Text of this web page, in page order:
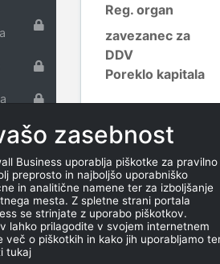
Reg. organ
zavezanec za
DDV
Poreklo kapitala
KONTAKTI
TEL
zasebnost
Business uporablja piškotke za pravilno
preprosto in najboljšo uporabniško
in analitične namene ter za izboljšanje
mesta. Z spletne strani portala
se strinjate z uporabo piškotkov.
lahko prilagodite v svojem internetnem
več o piškotkih in kako jih uporabljamo
tukaj